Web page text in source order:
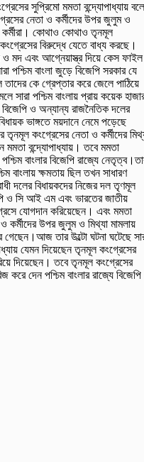
সুপ্রিমো মমতা বন্দ্যোপাধ্যায়
নেতা ও কর্মীদের উপর জুলুম ও
কর্মীরা। কোথাও কোথাও তৃনমূল
বিরুদ্ধে যেতে বাধ্য করছে।
মদ এবং আগ্নেয়াস্ত্র দিয়ে কেস ফাইল
পশ্চিম বাংলা জুড়ে বিজেপি সরকার যে
তাদের কে গ্রেপ্তার করে জেলে পাঠিয়ে
সারা পশ্চিম বাংলায় প্রায় কয়েক
ও অন্যান্য রাজনৈতিক দলের
ভাঙ্গতে ময়দানে নেমে পড়েছে
তৃনমূল কংগ্রেসের নেতা ও কর্মীদের
মমতা বন্দ্যোপাধ্যায়। তবে মমতা
বাংলার বিজেপি রাজ্যে
বাংলায় ক্ষমতায় ছিল তখন সাধারণ
দলের বিধায়কদের নিজের দল তৃণমূল
ও সি আই এম এবং ভারতের জাতীয়
যোগদান করিয়েছেন। এবং মমতা
ও কর্মীদের উপর জুলুম ও মিথ্যা মামলায়
গেছেন।আজ তার উল্টো ঘটনা ঘটেছে
যেমন দিয়েছেন তৃনমূল কংগ্রেসের
দিয়েছেন। তবে তৃনমূল কংগ্রেসের
করে দেন পশ্চিম বাংলার রাজ্যে বিজেপি